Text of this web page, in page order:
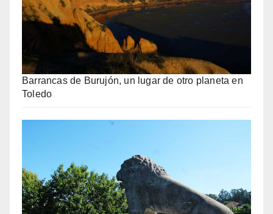
Barrancas de Burujón, un lugar de otro planeta en
Toledo